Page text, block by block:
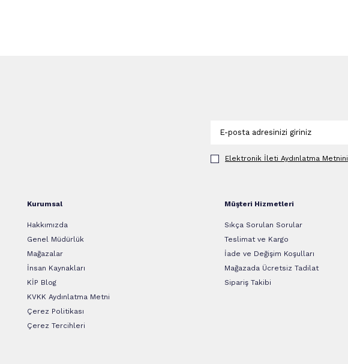
Elektronik İleti Aydınlatma Metni‌ni
Kurumsal
Hakkımızda
Genel Müdürlük
Mağazalar
İnsan Kaynakları
KİP Blog
KVKK Aydınlatma Metni
Çerez Politikası
Çerez Tercihleri
Müşteri Hizmetleri
Sıkça Sorulan Sorular
Teslimat ve Kargo
İade ve Değişim Koşulları
Mağazada Ücretsiz Tadilat
Sipariş Takibi